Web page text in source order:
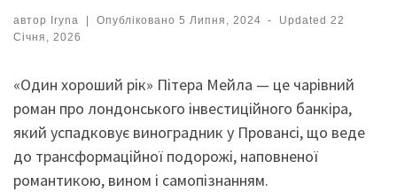
автор Iryna Опубліковано 5 Липня, 2024 - Updated22
Січня, 2026
«Один хороший рік» Пітера Мейла — це чарівний
роман про лондонського інвестиційного банкіра,
який успадковує виноградник у Провансі, що веде
до трансформаційної подорожі, наповненої
романтикою, вином і самопізнанням.